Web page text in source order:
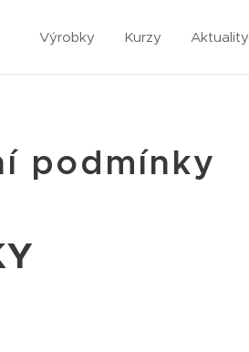
Výrobky Kurzy Aktuality
podmínky